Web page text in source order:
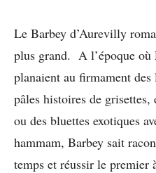
Le Barbey d’Aurevilly
plus grand. A l’époque
planaient au firmament des
pâles histoires de grisettes,
ou des bluettes exotiques
hammam, Barbey sait
temps et réussir le premier